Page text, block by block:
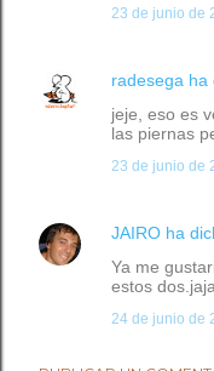
23 de junio de
radesega ha
jeje, eso es
las piernas
23 de junio de
JAIRO ha
Ya me
estos
24 de junio de